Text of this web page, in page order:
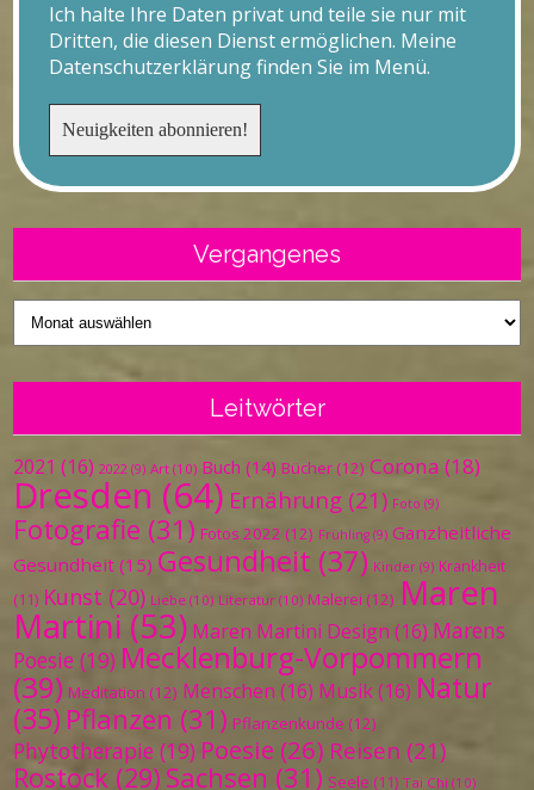
Ich halte Ihre Daten privat und teile sie nur mit
Dritten, die diesen Dienst ermöglichen. Meine
Datenschutzerklärung finden Sie im Menü.
Vergangenes
Vergangenes
Leitwörter
2021 (16) 2022 (9) Art (10) Buch (14) Bücher (12) Corona (18)
Dresden (64) Ernährung (21) Foto (9)
Fotografie (31) Fotos 2022 (12) Frühling (9) Ganzheitliche
Gesundheit (15) Gesundheit (37) Kinder (9) Krankheit
(11) Kunst (20) Liebe (10) Literatur (10) Malerei (12) Maren
Martini (53) Maren Martini Design (16) Marens
Poesie (19) Mecklenburg-Vorpommern
(39) Meditation (12) Menschen (16) Musik(16) Natur
(35) Pflanzen (31) Pflanzenkunde (12)
Phytotherapie (19) Poesie (26) Reisen (21)
Rostock (29) Sachsen (31) Seele (11) Tai Chi (10)